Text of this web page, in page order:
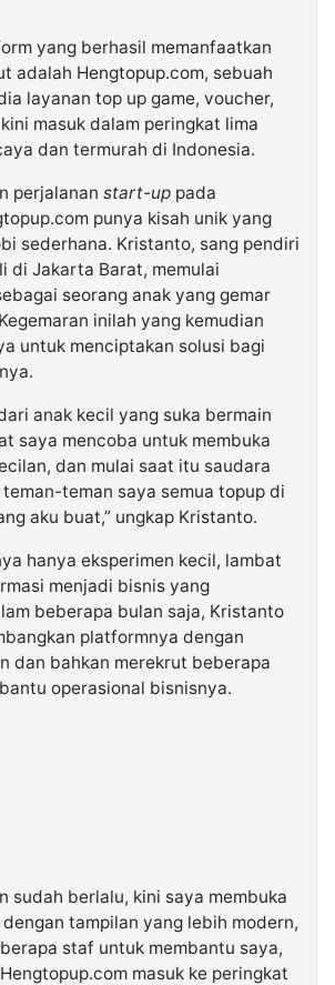
yang berhasil memanfaatkan
adalah Hengtopup.com, sebuah
layanan top up game, voucher,
masuk dalam peringkat lima
dan termurah di Indonesia.
perjalanan start-up pada
punya kisah unik yang
sederhana. Kristanto, sang pendiri
di Jakarta Barat, memulai
seorang anak yang gemar
inilah yang kemudian
untuk menciptakan solusi bagi
anak kecil yang suka bermain
saya mencoba untuk membuka
dan mulai saat itu saudara
teman saya semua topup di
aku buat,” ungkap Kristanto.
hanya eksperimen kecil, lambat
menjadi bisnis yang
beberapa bulan saja, Kristanto
platformnya dengan
dan bahkan merekrut beberapa
operasional bisnisnya.
sudah berlalu, kini saya membuka
tampilan yang lebih modern,
staf untuk membantu saya,
masuk ke peringkat